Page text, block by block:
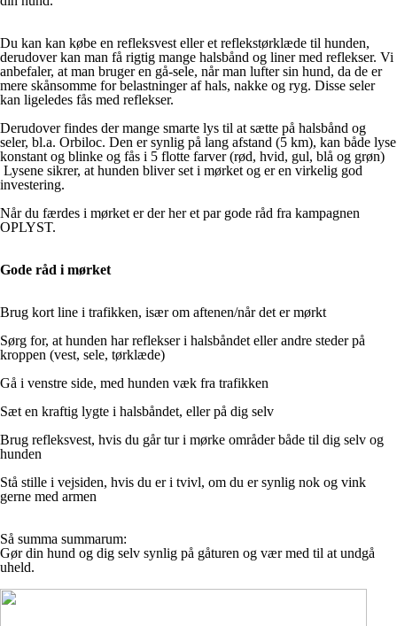
Du kan kan købe en refleksvest eller et reflekstørklæde til hunden,
derudover kan man få rigtig mange halsbånd og liner med reflekser. Vi
anbefaler, at man bruger en gå-sele, når man lufter sin hund, da de er
mere skånsomme for belastninger af hals, nakke og ryg. Disse seler
kan ligeledes fås med reflekser.
Derudover findes der mange smarte lys til at sætte på halsbånd og
seler, bl.a. Orbiloc. Den er synlig på lang afstand (5 km), kan både lyse
konstant og blinke og fås i 5 flotte farver (rød, hvid, gul, blå og grøn)
Lysene sikrer, at hunden bliver set i mørket og er en virkelig god
investering.
Når du færdes i mørket er der her et par gode råd fra kampagnen
OPLYST.
Gode råd i mørket
Brug kort line i trafikken, især om aftenen/når det er mørkt
Sørg for, at hunden har reflekser i halsbåndet eller andre steder på
kroppen (vest, sele, tørklæde)
Gå i venstre side, med hunden væk fra trafikken
Sæt en kraftig lygte i halsbåndet, eller på dig selv
Brug refleksvest, hvis du går tur i mørke områder både til dig selv og
hunden
Stå stille i vejsiden, hvis du er i tvivl, om du er synlig nok og vink
gerne med armen
Så summa summarum:
Gør din hund og dig selv synlig på gåturen og vær med til at undgå
uheld.​